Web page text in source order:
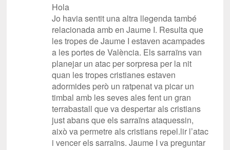
Hola
Jo havia sentit una altra llegenda també
relacionada amb en Jaume I. Resulta que
les tropes de Jaume I estaven acampades
a les portes de València. Els sarraïns van
planejar un atac per sorpresa per la nit
quan les tropes cristianes estaven
adormides però un ratpenat va picar un
timbal amb les seves ales fent un gran
terrabastall que va despertar als cristians
just abans que els sarraïns ataquessin,
això va permetre als cristians repel.lir l’atac
i vencer els sarraïns. Jaume I va preguntar